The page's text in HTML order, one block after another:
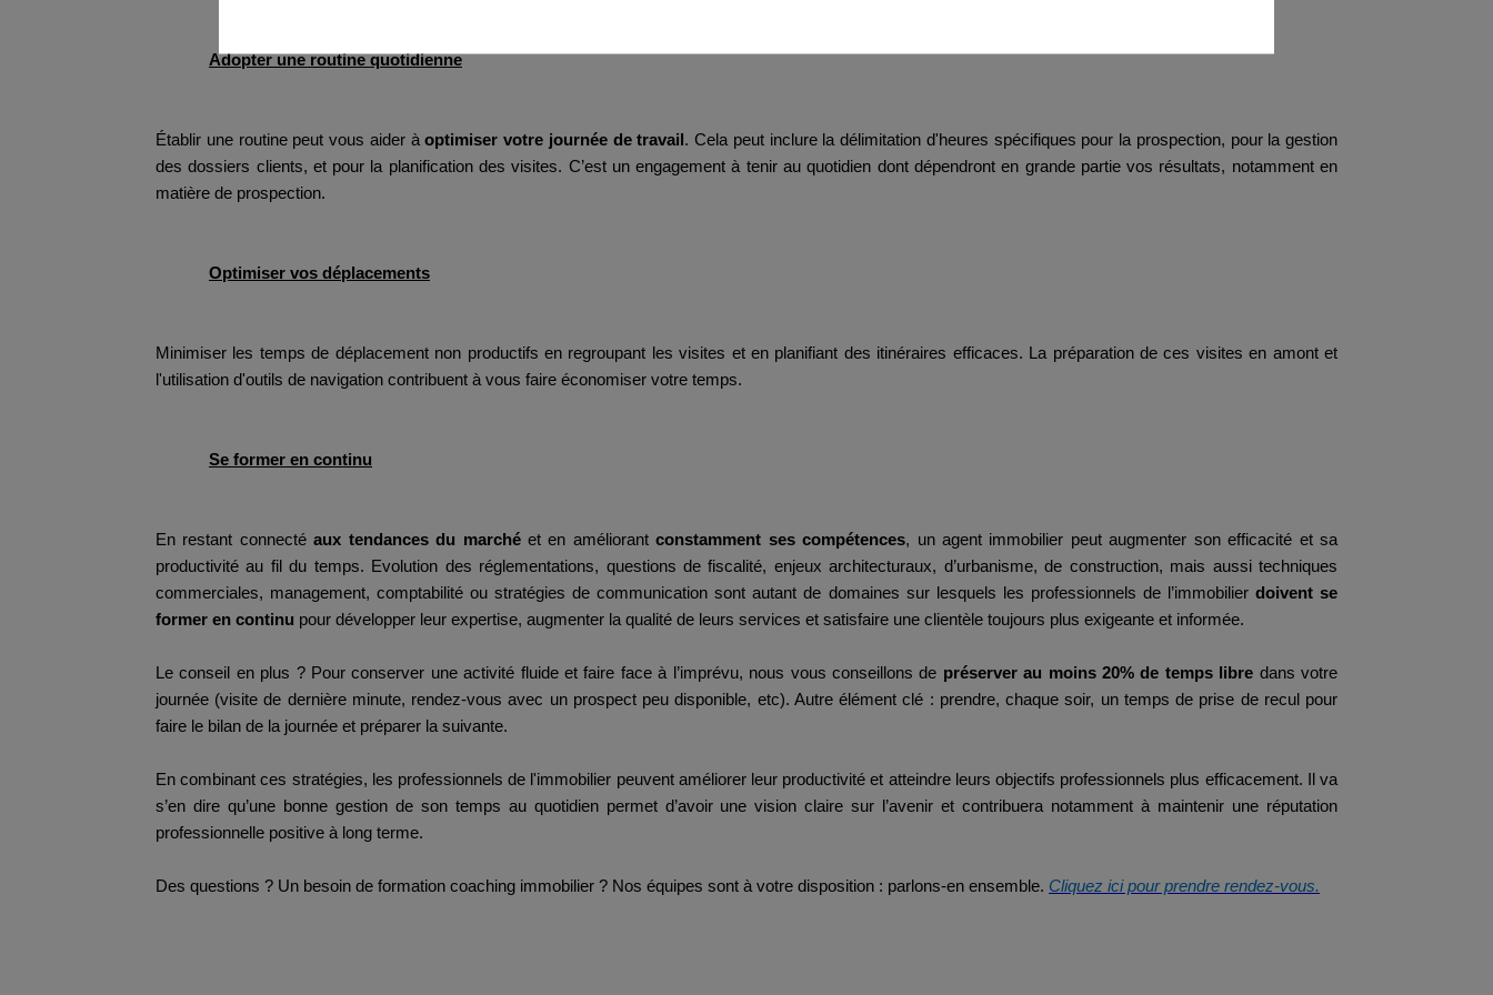
Adopter une routine quotidienne
Établir une routine peut vous aider àoptimiser votre journée de travail . Cela peut inclure la délimitation d'heures spécifiques pour la prospection, pour la gestion
des dossiers clients, et pour la planification des visites. C’est un engagement à tenir au quotidien dont dépendront en grande partie vos résultats, notamment en
matière de prospection.
Optimiser vos déplacements
Minimiser les temps de déplacement non productifs en regroupant les visites et en planifiant des itinéraires efficaces. La préparation de ces visites en amont et
l'utilisation d'outils de navigation contribuent à vous faire économiser votre temps.
Se former en continu
En restant connectéaux tendances du marchéet en améliorantconstamment ses compétences, un agent immobilier peut augmenter son efficacité et sa
productivité au fil du temps. Evolution des réglementations, questions de fiscalité, enjeux architecturaux, d’urbanisme, de construction, mais aussi techniques
commerciales, management, comptabilité ou stratégies de communication sont autant de domaines sur lesquels les professionnels de l’immobilier doivent se
former en continu pour développer leur expertise, augmenter la qualité de leurs services et satisfaire une clientèle toujours plus exigeante et informée.
Le conseil en plus ? Pour conserver une activité fluide et faire face à l’imprévu, nous vous conseillons de préserver au moins 20% de temps libre dans votre
journée (visite de dernière minute, rendez-vous avec un prospect peu disponible, etc). Autre élément clé : prendre, chaque soir, un temps de prise de recul pour
faire le bilan de la journée et préparer la suivante.
En combinant ces stratégies, les professionnels de l'immobilier peuvent améliorer leur productivité et atteindre leurs objectifs professionnels plus efficacement. Il va
s’en dire qu’une bonne gestion de son temps au quotidien permet d’avoir une vision claire sur l’avenir et contribuera notamment à maintenir une réputation
professionnelle positive à long terme.
Des questions ? Un besoin de formation coaching immobilier ? Nos équipes sont à votre disposition : parlons-en ensemble. Cliquez ici pour prendre rendez-vous.